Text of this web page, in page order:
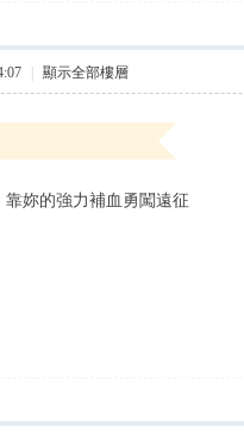
顯示全部樓層
妳的強力補血勇闖遠征